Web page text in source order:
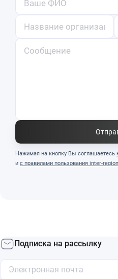
Нажимая на кнопку Вы соглашаетесь
и с правилами пользования inter-
Подписка на рассылку